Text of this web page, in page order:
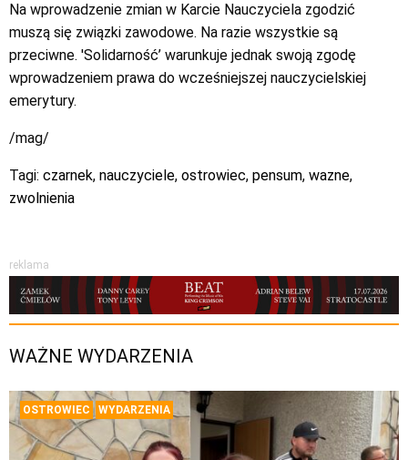
Na wprowadzenie zmian w Karcie Nauczyciela zgodzić
muszą się związki zawodowe. Na razie wszystkie są
przeciwne. 'Solidarność’ warunkuje jednak swoją zgodę
wprowadzeniem prawa do wcześniejszej nauczycielskiej
emerytury.
/mag/
Tagi: czarnek, nauczyciele, ostrowiec, pensum, wazne,
zwolnienia
reklama
WAŻNE WYDARZENIA
OSTROWIEC WYDARZENIA